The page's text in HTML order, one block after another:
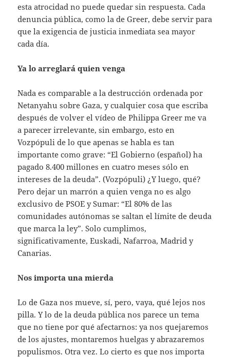
esta atrocidad no puede quedar sin respuesta. Cada
denuncia pública, como la de Greer, debe servir para
que la exigencia de justicia inmediata sea mayor
cada día.
Ya lo arreglará quien venga
Nada es comparable a la destrucción ordenada por
Netanyahu sobre Gaza, y cualquier cosa que escriba
después de volver el vídeo de Philippa Greer me va
a parecer irrelevante, sin embargo, esto en
Vozpópuli de lo que apenas se habla es tan
importante como grave: “El Gobierno (español) ha
pagado 8.400 millones en cuatro meses sólo en
intereses de la deuda”. (Vozpópuli) ¿Y luego, qué?
Pero dejar un marrón a quien venga no es algo
exclusivo de PSOE y Sumar: “El 80% de las
comunidades autónomas se saltan el límite de deuda
que marca la ley”. Solo cumplimos,
significativamente, Euskadi, Nafarroa, Madrid y
Canarias.
Nos importa una mierda
Lo de Gaza nos mueve, sí, pero, vaya, qué lejos nos
pilla. Y lo de la deuda pública nos parece un tema
que no tiene por qué afectarnos: ya nos quejaremos
de los ajustes, montaremos huelgas y abrazaremos
populismos. Otra vez. Lo cierto es que nos importa